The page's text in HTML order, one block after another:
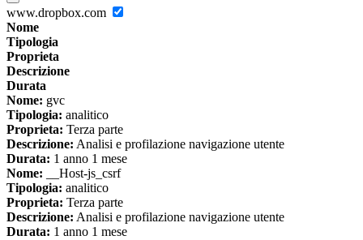
www.dropbox.com
Nome
Tipologia
Proprieta
Descrizione
Durata
Nome: gvc
Tipologia: analitico
Proprieta: Terza parte
Descrizione: Analisi e profilazione navigazione utente
Durata: 1 anno 1 mese
Nome: __Host-js_csrf
Tipologia: analitico
Proprieta: Terza parte
Descrizione: Analisi e profilazione navigazione utente
Durata: 1 anno 1 mese